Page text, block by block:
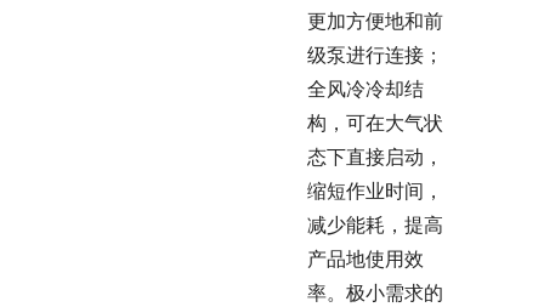
更加方便地和前
级泵进行连接；
全风冷冷却结
构，可在大气状
态下直接启动，
缩短作业时间，
减少能耗，提高
产品地使用效
率。极小需求的